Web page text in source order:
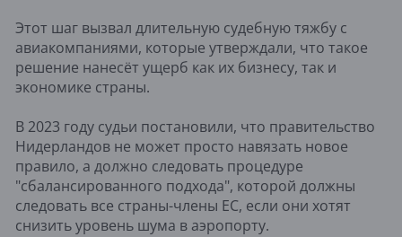
Этот шаг вызвал длительную судебную тяжбу с
авиакомпаниями, которые утверждали, что такое
решение нанесёт ущерб как их бизнесу, так и
экономике страны.
В 2023 году судьи постановили, что правительство
Нидерландов не может просто навязать новое
правило, а должно следовать процедуре
"сбалансированного подхода", которой должны
следовать все страны-члены ЕС, если они хотят
снизить уровень шума в аэропорту.